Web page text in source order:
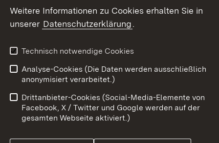
Social Wall
X / Twitter
Youtube
Benutzungshinweise
Barrierefreiheit
Datenschutz
Cookies
Weitere Informationen zu Cookies erhalten Sie in
unserer Datenschutzerklärung.
Technisch notwendige Cookies
Analyse-Cookies (Die Daten werden ausschließlich
anonymisiert verarbeitet.)
Drittanbieter-Cookies (Social-Media-Elemente von
Facebook, X / Twitter und Google werden auf der
gesamten Webseite aktiviert.)